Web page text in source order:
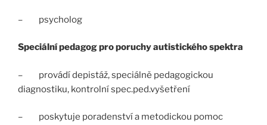
– psycholog
Speciální pedagog pro poruchy autistického spektra
– provádí depistáž, speciálně pedagogickou
diagnostiku, kontrolní spec.ped.vyšetření
– poskytuje poradenství a metodickou pomoc